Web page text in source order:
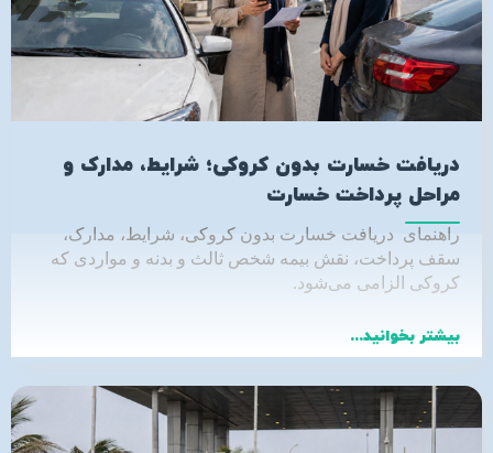
دریافت خسارت بدون کروکی؛ شرایط، مدارک و
مراحل پرداخت خسارت
راهنمای دریافت خسارت بدون کروکی، شرایط، مدارک،
سقف پرداخت، نقش بیمه شخص ثالث و بدنه و مواردی که
کروکی الزامی می‌شود .
بیشتر بخوانید...